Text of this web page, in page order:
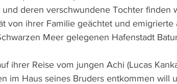
deren verschwundene Tochter finden
von ihrer Familie geächtet und
Meer gelegenen Hafenstadt
ihrer Reise vom jungen Achi (Lucas
im Haus seines Bruders entkommen will